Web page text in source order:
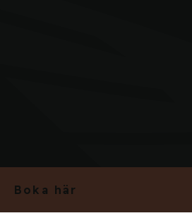
Boka här